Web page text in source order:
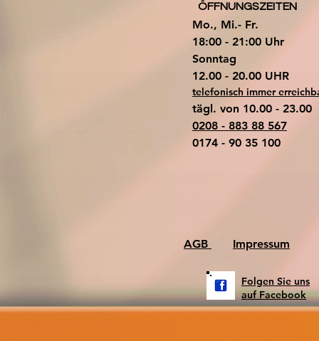
ÖFFNUNGSZEITEN
Mo., Mi.- Fr.
18:00 - 21:00 Uhr
​Sonntag
​12.00 - 20.00 UHR
telefonisch immer
tägl. von 10.00 - 23.00
0208 - 883 88 567
0174 - 90 35 100
AGB Impressum
Folgen Sie uns
auf Facebook